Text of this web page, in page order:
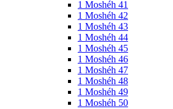
1 Moshéh 41
1 Moshéh 42
1 Moshéh 43
1 Moshéh 44
1 Moshéh 45
1 Moshéh 46
1 Moshéh 47
1 Moshéh 48
1 Moshéh 49
1 Moshéh 50